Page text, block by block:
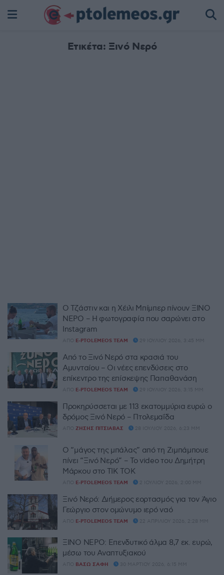
Ετικέτα: Ξινό Νερό
Ο Τζάστιν και η Χέιλι Μπίμπερ πίνουν ΞΙΝΟ
ΝΕΡΟ – Η φωτογραφία που σαρώνει στο
Instagram
ΑΠΌ E-PTOLEMEOS TEAM 29 ΙΟΥΛΊΟΥ 2026, 3:45 ΜΜ
Από το Ξινό Νερό στα κρασιά του
Αμυνταίου – Οι νέες επενδύσεις στο
επίκεντρο της επίσκεψης Παπαθανάση
ΑΠΌ E-PTOLEMEOS TEAM 29 ΙΟΥΛΊΟΥ 2026, 3:15 ΜΜ
Προκηρύσσεται με 113 εκατομμύρια ευρώ ο
δρόμος Ξινό Νερό – Πτολεμαΐδα
ΑΠΌ ΖΉΣΗΣ ΠΙΤΣΙΆΒΑΣ 28 ΙΟΥΛΊΟΥ 2026, 6:23 ΜΜ
Ο “μάγος της μπάλας” από τη Ζιμπάμπουε
πίνει “Ξινό Νερό” – Το video του Δημήτρη
Μάρκου στο TIK TOK
ΑΠΌ E-PTOLEMEOS TEAM 2 ΙΟΥΛΊΟΥ 2026, 2:00 ΜΜ
Ξινό Νερό: Διήμερος εορτασμός για τον Άγιο
Γεώργιο στον ομώνυμο ιερό ναό
ΑΠΌ E-PTOLEMEOS TEAM 22 ΑΠΡΙΛΊΟΥ 2026, 2:28 ΜΜ
ΞΙΝΟ ΝΕΡΟ: Επενδυτικό άλμα 8,7 εκ. ευρώ,
μέσω του Αναπτυξιακού
ΑΠΌ ΒΆΣΩ ΣΆΦΗ 30 ΜΑΡΤΊΟΥ 2026, 6:15 ΜΜ